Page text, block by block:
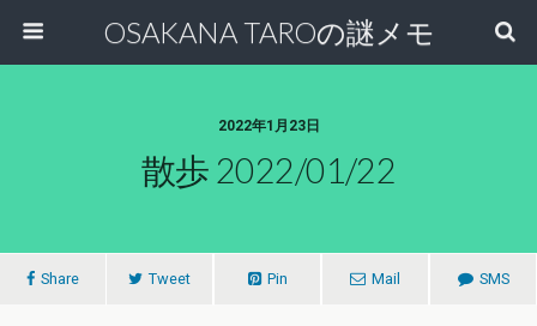
OSAKANA TAROの謎メモ
2022年1月23日
散歩 2022/01/22
Share Tweet Pin Mail SMS